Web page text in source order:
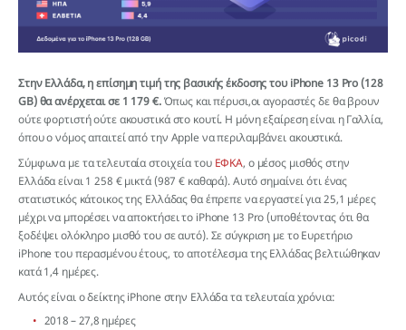
Στην Ελλάδα, η επίσημη τιμή της βασικής έκδοσης του iPhone 13 Pro (128
GB) θα ανέρχεται σε 1 179 €.Όπως και πέρυσι,οι αγοραστές δε θα βρουν
ούτε φορτιστή ούτε ακουστικά στο κουτί. Η μόνη εξαίρεση είναι η Γαλλία,
όπου ο νόμος απαιτεί από την Apple να περιλαμβάνει ακουστικά.
Σύμφωνα με τα τελευταία στοιχεία του ΕΦΚΑ, ο μέσος μισθός στην
Ελλάδα είναι 1 258 € μικτά (987 € καθαρά). Αυτό σημαίνει ότι ένας
στατιστικός κάτοικος της Ελλάδας θα έπρεπε να εργαστεί για 25,1 μέρες
μέχρι να μπορέσει να αποκτήσει το iPhone 13 Pro (υποθέτοντας ότι θα
ξοδέψει ολόκληρο μισθό του σε αυτό). Σε σύγκριση με το Ευρετήριο
iPhone του περασμένου έτους, το αποτέλεσμα της Ελλάδας βελτιώθηκαν
κατά 1,4 ημέρες.
Αυτός είναι ο δείκτης iPhone στην Ελλάδα τα τελευταία χρόνια:
2018 – 27,8 ημέρες